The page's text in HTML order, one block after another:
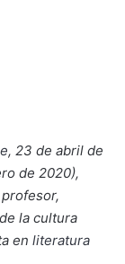
, 23 de abril de
de 2020),
la cultura
en literatura